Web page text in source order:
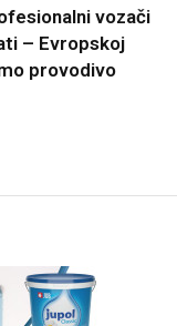
vozači
– Evropskoj
provodivo